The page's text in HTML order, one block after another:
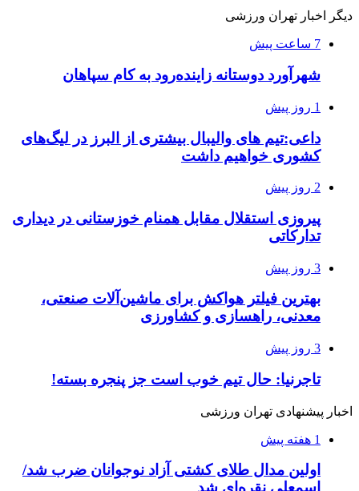
دیگر اخبار تهران ورزشی
7 ساعت پیش
شهرآورد دوستانه زاینده‌رود به کام سپاهان
1 روز پیش
داعی:تیم های والیبال بیشتری از البرز در لیگ‌های
کشوری خواهیم داشت
2 روز پیش
پیروزی استقلال مقابل همنام خوزستانی در دیداری
تدارکاتی
3 روز پیش
بهترین فیلتر هواکش برای ماشین‌آلات صنعتی،
معدنی، راهسازی و کشاورزی
3 روز پیش
تاجرنیا: حال تیم خوب است جز پنجره بسته!
اخبار پیشنهادی تهران ورزشی
1 هفته پیش
اولین مدال طلای کشتی آزاد نوجوانان ضرب شد/
اسمعلی نقره‌ای شد